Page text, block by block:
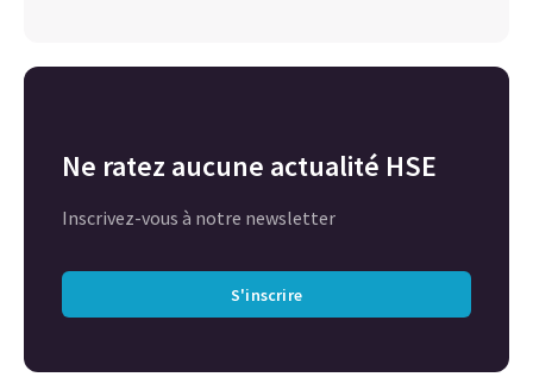
Ne ratez aucune actualité HSE
Inscrivez-vous à notre newsletter
S'inscrire